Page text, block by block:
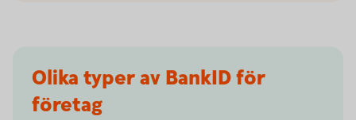
Olika typer av BankID för
företag